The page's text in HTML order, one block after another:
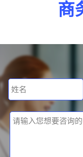
商
姓名
请输入您想要咨询